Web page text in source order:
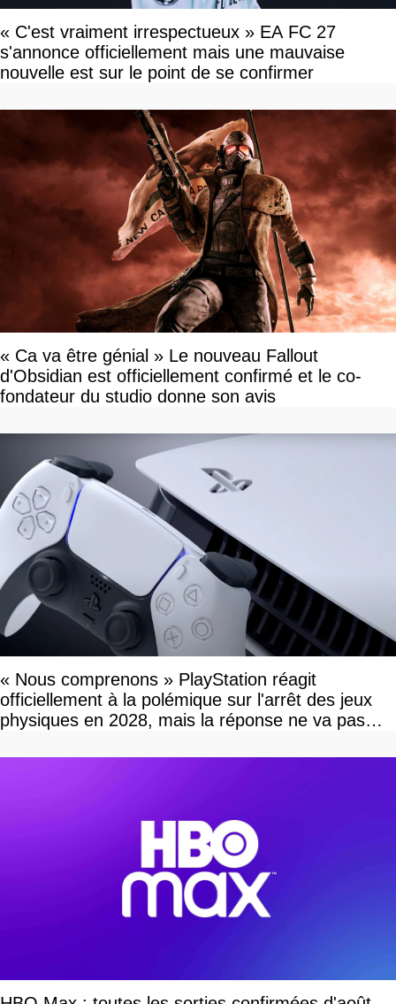
« C'est vraiment irrespectueux » EA FC 27
s'annonce officiellement mais une mauvaise
nouvelle est sur le point de se confirmer
« Ca va être génial » Le nouveau Fallout
d'Obsidian est officiellement confirmé et le co-
fondateur du studio donne son avis
« Nous comprenons » PlayStation réagit
officiellement à la polémique sur l'arrêt des jeux
physiques en 2028, mais la réponse ne va pas